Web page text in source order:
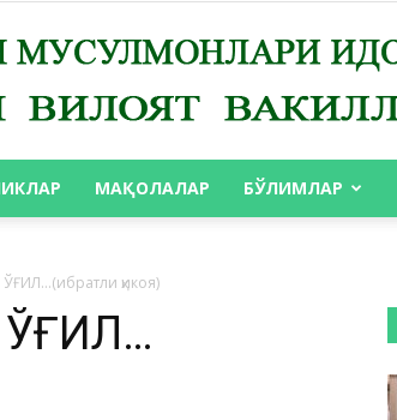
МАҚОЛАЛАР БЎЛИМЛАР
ҳикоя)